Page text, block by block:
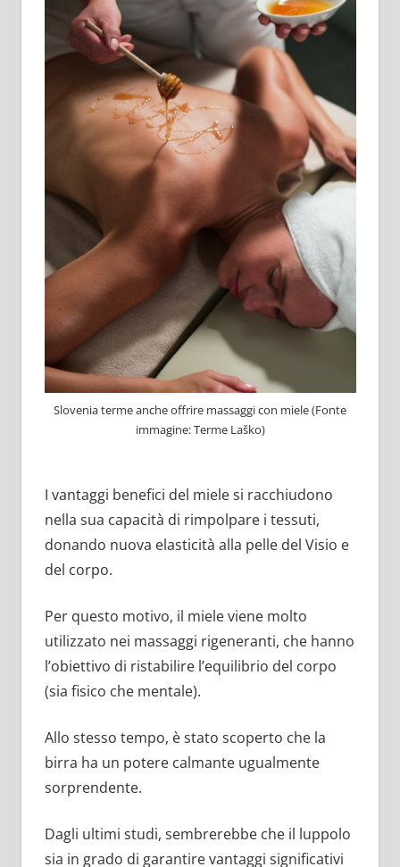
Slovenia terme anche offrire massaggi con miele (Fonte
immagine: Terme Laško)
I vantaggi benefici del miele si racchiudono
nella sua capacità di rimpolpare i tessuti,
donando nuova elasticità alla pelle del Visio e
del corpo.
Per questo motivo, il miele viene molto
utilizzato nei massaggi rigeneranti, che hanno
l’obiettivo di ristabilire l’equilibrio del corpo
(sia fisico che mentale).
Allo stesso tempo, è stato scoperto che la
birra ha un potere calmante ugualmente
sorprendente.
Dagli ultimi studi, sembrerebbe che il luppolo
sia in grado di garantire vantaggi significativi